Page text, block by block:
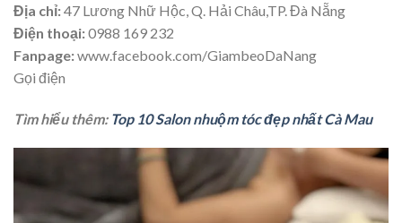
Địa chỉ:47 Lương Nhữ Hộc, Q. Hải Châu,TP. Đà Nẵng
Điện thoại:0988 169 232
Fanpage:www.facebook.com/GiambeoDaNang
Gọi điện
Tìm hiểu thêm: Top 10 Salon nhuộm tóc đẹp nhất Cà Mau